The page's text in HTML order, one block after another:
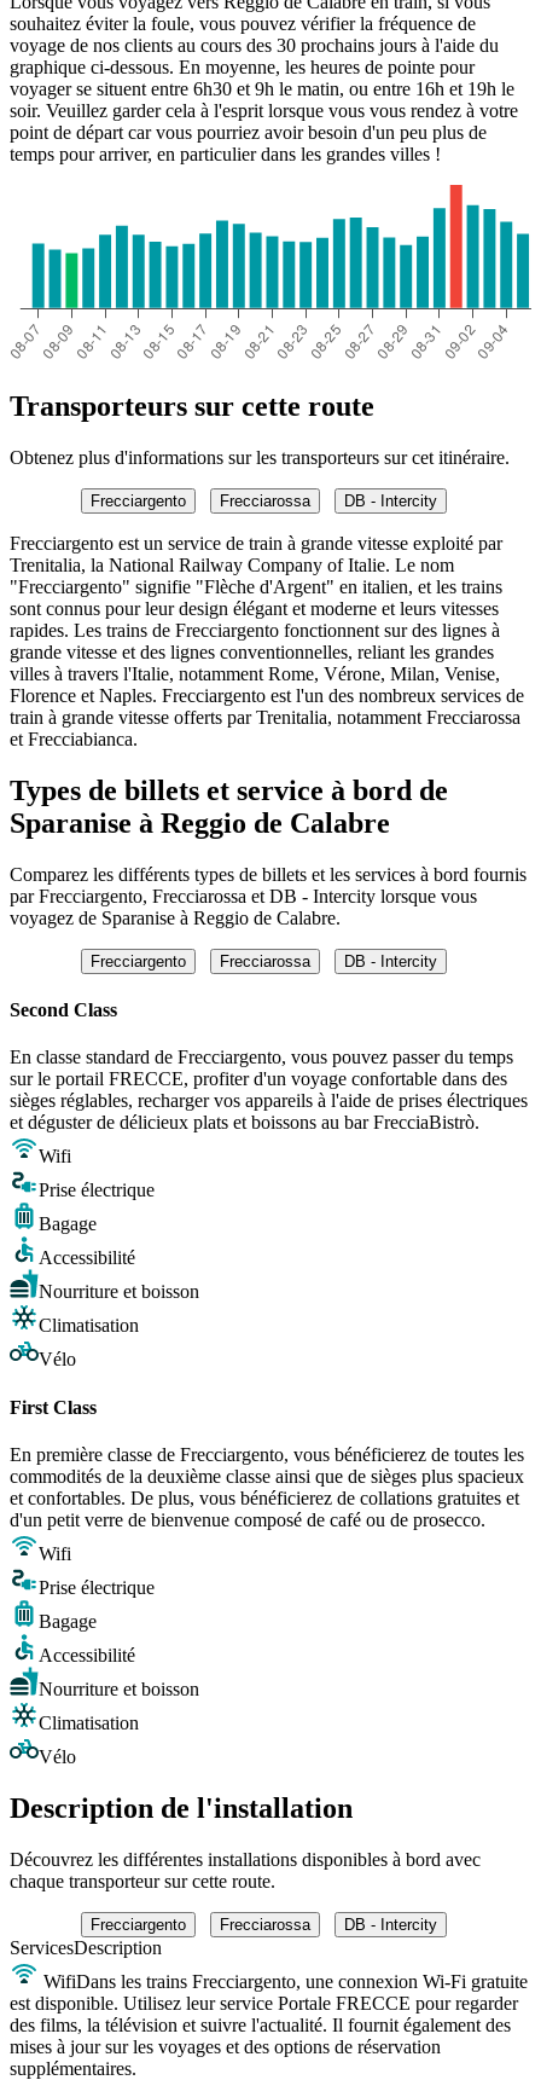
souhaitez éviter la foule, vous pouvez vérifier la fréquence de
voyage de nos clients au cours des 30 prochains jours à l'aide du
graphique ci-dessous. En moyenne, les heures de pointe pour
voyager se situent entre 6h30 et 9h le matin, ou entre 16h et 19h le
soir. Veuillez garder cela à l'esprit lorsque vous vous rendez à votre
point de départ car vous pourriez avoir besoin d'un peu plus de
temps pour arriver, en particulier dans les grandes villes !
Transporteurs sur cette route
Obtenez plus d'informations sur les transporteurs sur cet itinéraire.
Frecciargento Frecciarossa DB - Intercity
Frecciargento est un service de train à grande vitesse exploité par
Trenitalia, la National Railway Company of Italie. Le nom
"Frecciargento" signifie "Flèche d'Argent" en italien, et les trains
sont connus pour leur design élégant et moderne et leurs vitesses
rapides. Les trains de Frecciargento fonctionnent sur des lignes à
grande vitesse et des lignes conventionnelles, reliant les grandes
villes à travers l'Italie, notamment Rome, Vérone, Milan, Venise,
Florence et Naples. Frecciargento est l'un des nombreux services de
train à grande vitesse offerts par Trenitalia, notamment Frecciarossa
et Frecciabianca.
Types de billets et service à bord de
Sparanise à Reggio de Calabre
Comparez les différents types de billets et les services à bord fournis
par Frecciargento, Frecciarossa et DB - Intercity lorsque vous
voyagez de Sparanise à Reggio de Calabre.
Frecciargento Frecciarossa DB - Intercity
Second Class
En classe standard de Frecciargento, vous pouvez passer du temps
sur le portail FRECCE, profiter d'un voyage confortable dans des
sièges réglables, recharger vos appareils à l'aide de prises électriques
et déguster de délicieux plats et boissons au bar FrecciaBistrò.
Wifi
Prise électrique
Bagage
Accessibilité
Nourriture et boisson
Climatisation
Vélo
First Class
En première classe de Frecciargento, vous bénéficierez de toutes les
commodités de la deuxième classe ainsi que de sièges plus spacieux
et confortables. De plus, vous bénéficierez de collations gratuites et
d'un petit verre de bienvenue composé de café ou de prosecco.
Wifi
Prise électrique
Bagage
Accessibilité
Nourriture et boisson
Climatisation
Vélo
Description de l'installation
Découvrez les différentes installations disponibles à bord avec
chaque transporteur sur cette route.
Frecciargento Frecciarossa DB - Intercity
ServicesDescription
WifiDans les trains Frecciargento, une connexion Wi-Fi gratuite
est disponible. Utilisez leur service Portale FRECCE pour regarder
des films, la télévision et suivre l'actualité. Il fournit également des
mises à jour sur les voyages et des options de réservation
supplémentaires.